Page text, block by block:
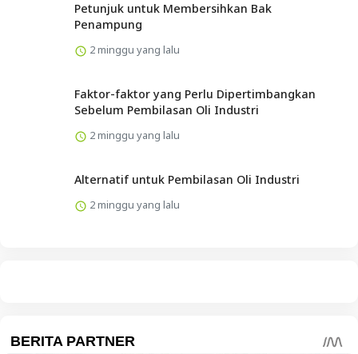
Petunjuk untuk Membersihkan Bak
Penampung
2 minggu yang lalu
Faktor-faktor yang Perlu Dipertimbangkan
Sebelum Pembilasan Oli Industri
2 minggu yang lalu
Alternatif untuk Pembilasan Oli Industri
2 minggu yang lalu